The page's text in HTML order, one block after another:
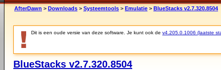
AfterDawn > Downloads > Systeemtools > Emulatie > BlueStacks v2.7.320.8504
Dit is een oude versie van deze software. Je kunt ook de v4.205.0.1006 (laatste
BlueStacks v2.7.320.8504